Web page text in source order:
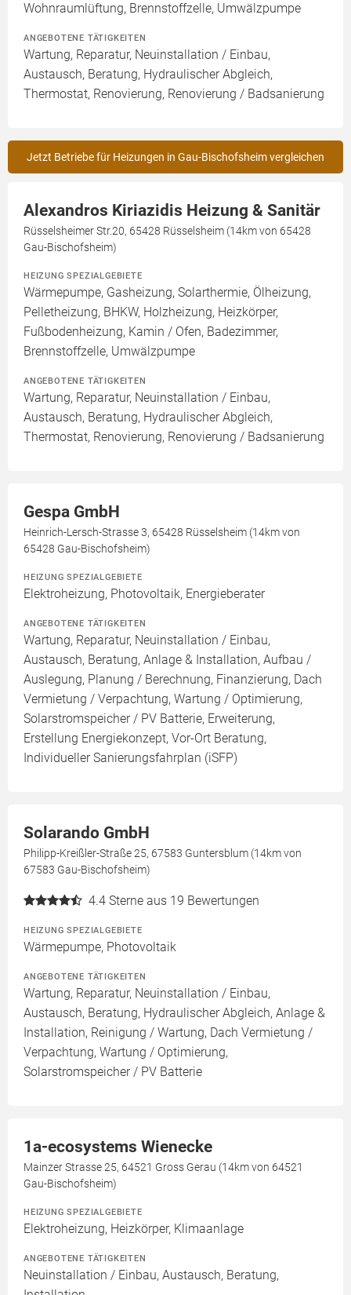
Wohnraumlüftung, Brennstoffzelle, Umwälzpumpe
ANGEBOTENE TÄTIGKEITEN
Wartung, Reparatur, Neuinstallation / Einbau,
Austausch, Beratung, Hydraulischer Abgleich,
Thermostat, Renovierung, Renovierung / Badsanierung
Jetzt Betriebe für Heizungen in Gau-Bischofsheim vergleichen
Alexandros Kiriazidis Heizung & Sanitär
Rüsselsheimer Str.20, 65428 Rüsselsheim (14km von 65428
Gau-Bischofsheim)
HEIZUNG SPEZIALGEBIETE
Wärmepumpe, Gasheizung, Solarthermie, Ölheizung,
Pelletheizung, BHKW, Holzheizung, Heizkörper,
Fußbodenheizung, Kamin / Ofen, Badezimmer,
Brennstoffzelle, Umwälzpumpe
ANGEBOTENE TÄTIGKEITEN
Wartung, Reparatur, Neuinstallation / Einbau,
Austausch, Beratung, Hydraulischer Abgleich,
Thermostat, Renovierung, Renovierung / Badsanierung
Gespa GmbH
Heinrich-Lersch-Strasse 3, 65428 Rüsselsheim (14km von
65428 Gau-Bischofsheim)
HEIZUNG SPEZIALGEBIETE
Elektroheizung, Photovoltaik, Energieberater
ANGEBOTENE TÄTIGKEITEN
Wartung, Reparatur, Neuinstallation / Einbau,
Austausch, Beratung, Anlage & Installation, Aufbau /
Auslegung, Planung / Berechnung, Finanzierung, Dach
Vermietung / Verpachtung, Wartung / Optimierung,
Solarstromspeicher / PV Batterie, Erweiterung,
Erstellung Energiekonzept, Vor-Ort Beratung,
Individueller Sanierungsfahrplan (iSFP)
Solarando GmbH
Philipp-Kreißler-Straße 25, 67583 Guntersblum (14km von
67583 Gau-Bischofsheim)
4.4 Sterne aus 19 Bewertungen
HEIZUNG SPEZIALGEBIETE
Wärmepumpe, Photovoltaik
ANGEBOTENE TÄTIGKEITEN
Wartung, Reparatur, Neuinstallation / Einbau,
Austausch, Beratung, Hydraulischer Abgleich, Anlage &
Installation, Reinigung / Wartung, Dach Vermietung /
Verpachtung, Wartung / Optimierung,
Solarstromspeicher / PV Batterie
1a-ecosystems Wienecke
Mainzer Strasse 25, 64521 Gross Gerau (14km von 64521
Gau-Bischofsheim)
HEIZUNG SPEZIALGEBIETE
Elektroheizung, Heizkörper, Klimaanlage
ANGEBOTENE TÄTIGKEITEN
Neuinstallation / Einbau, Austausch, Beratung,